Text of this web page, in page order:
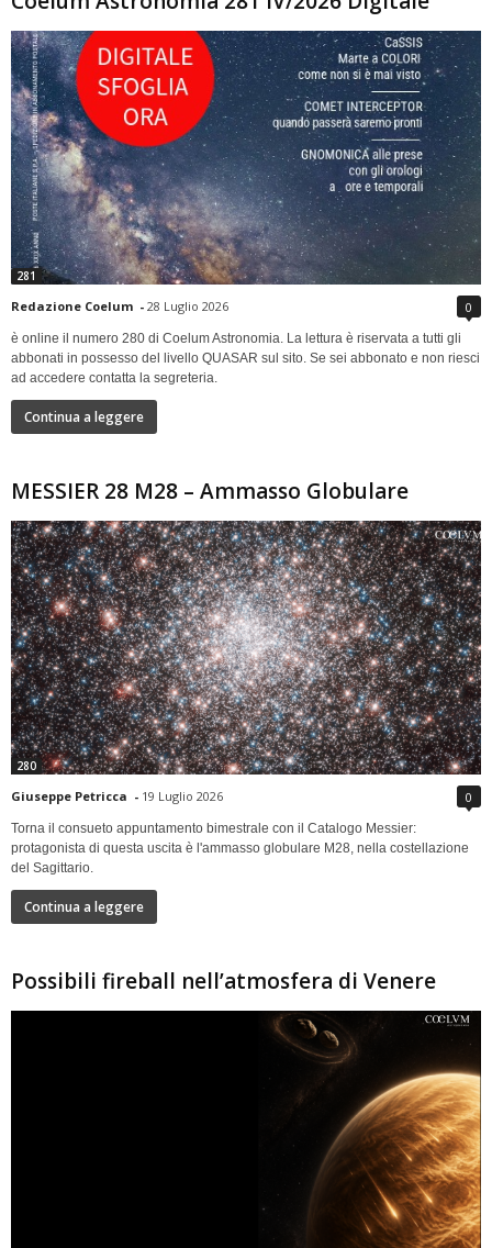
281
Redazione Coelum - 28 Luglio 2026 0
è online il numero 280 di Coelum Astronomia. La lettura è riservata a tutti gli
abbonati in possesso del livello QUASAR sul sito. Se sei abbonato e non riesci
ad accedere contatta la segreteria.
Continua a leggere
MESSIER 28 M28 – Ammasso Globulare
280
Giuseppe Petricca - 19 Luglio 2026 0
Torna il consueto appuntamento bimestrale con il Catalogo Messier:
protagonista di questa uscita è l'ammasso globulare M28, nella costellazione
del Sagittario.
Continua a leggere
Possibili fireball nell’atmosfera di Venere